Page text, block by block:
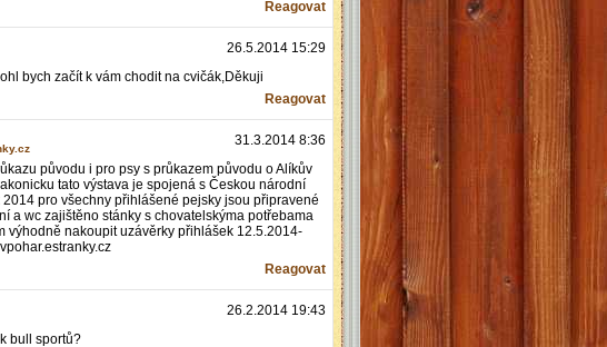
Reagovat
26.5.2014 15:29
bych začít k vám chodit na cvičák,Děkuji
Reagovat
31.3.2014 8:36
původu i pro psy s průkazem původu o Alíkův
tato výstava je spojená s Českou národní
pro všechny přihlášené pejsky jsou připravené
a wc zajištěno stánky s chovatelskýma potřebama
výhodně nakoupit uzávěrky přihlášek 12.5.2014-
Reagovat
26.2.2014 19:43
bull sportů?